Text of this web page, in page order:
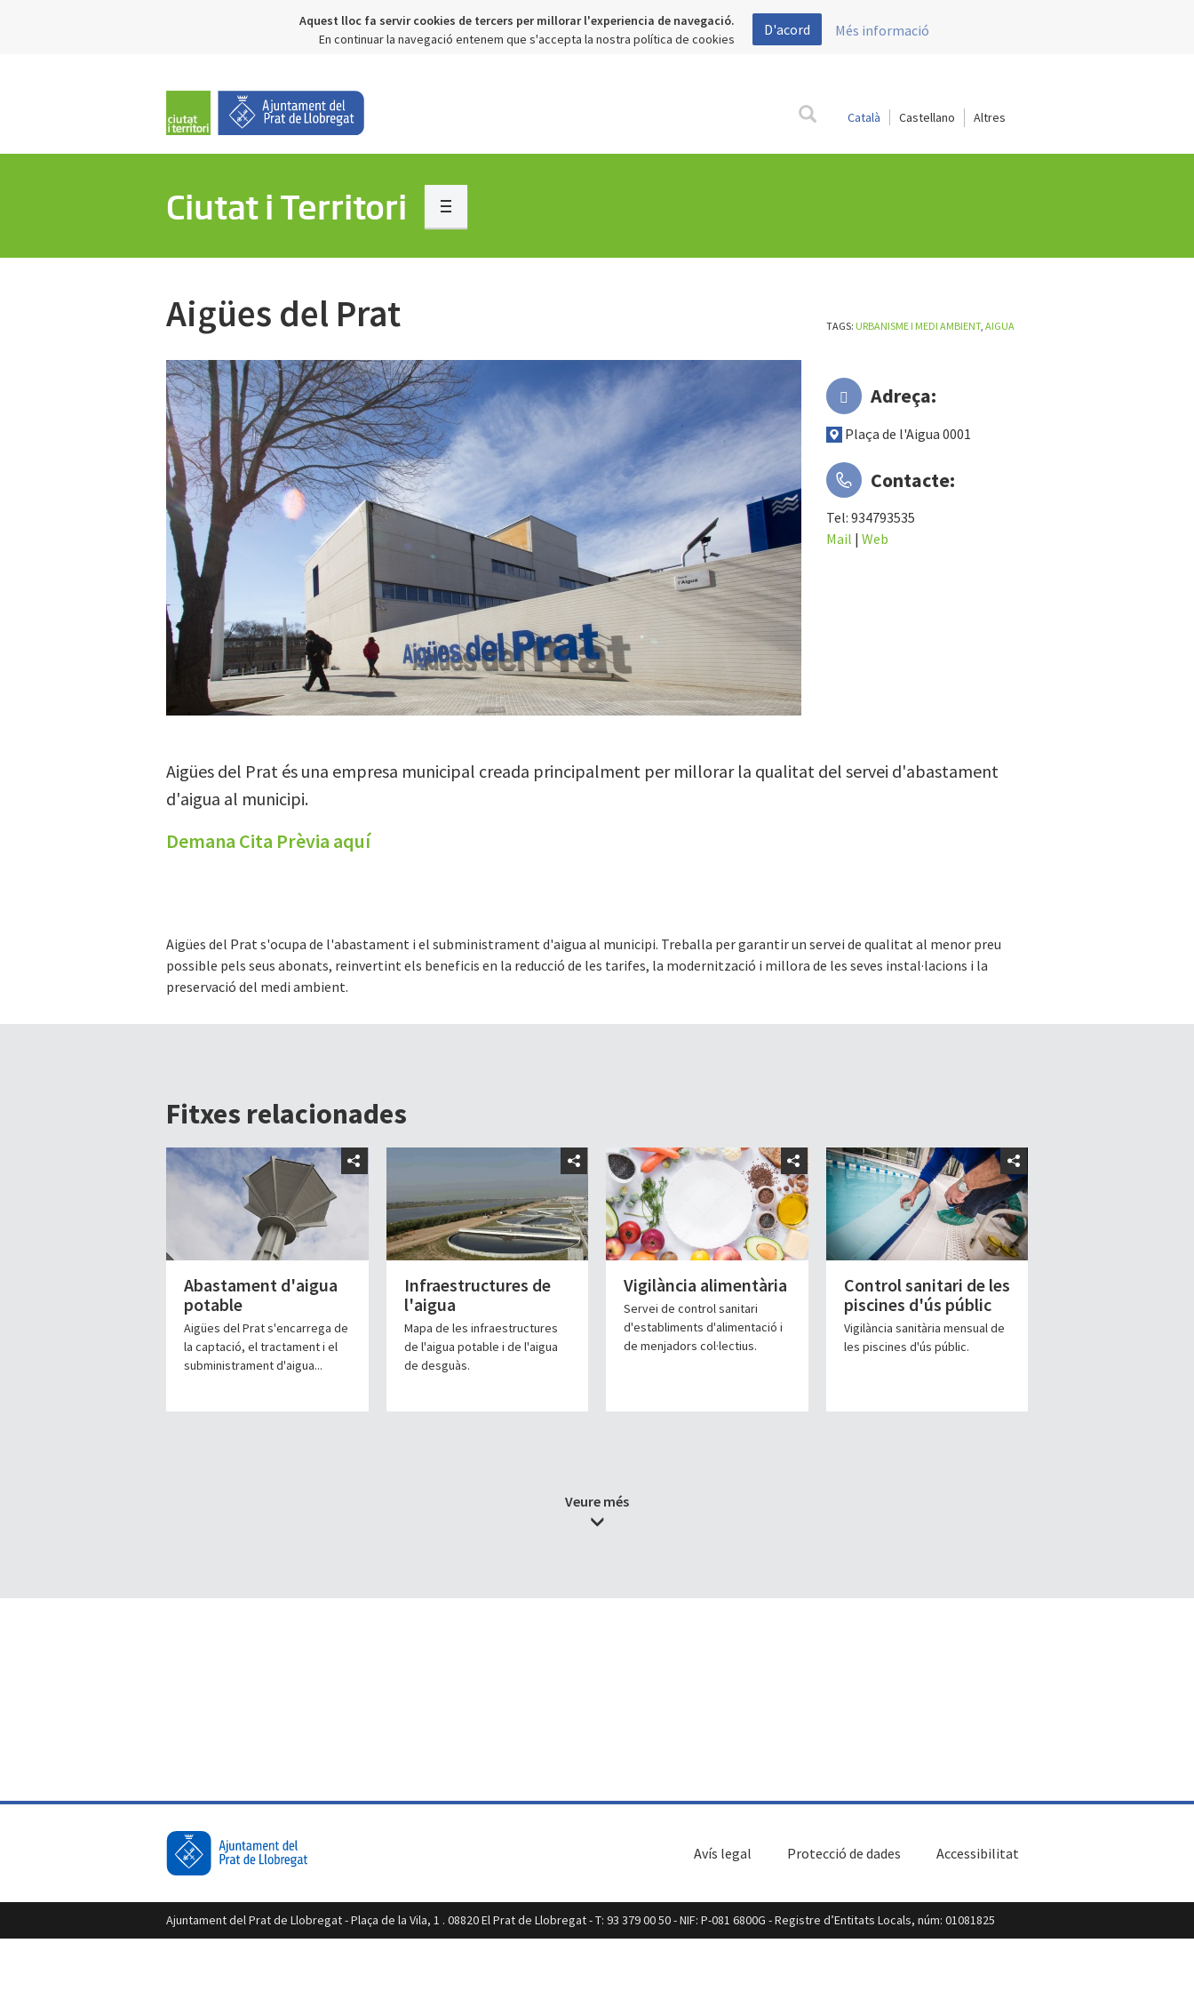
Aquest lloc fa servir cookies de tercers per millorar l'experiencia de navegació.
En continuar la navegació entenem que s'accepta la nostra política de cookies
D'acord Més informació
Català Castellano
Ciutat i Territori
Aigües del Prat TAGS: URBANISME I MEDI AMBIENT, AIGUA
Adreça:
Plaça de l'Aigua 0001
Contacte:
Tel: 934793535
Mail | Web
Aigües del Prat és una empresa municipal creada principalment per millorar la qualitat del servei d'abastament
d'aigua al municipi.
Demana Cita Prèvia aquí
Aigües del Prat s'ocupa de l'abastament i el subministrament d'aigua al municipi. Treballa per garantir un servei de qualitat al menor preu
possible pels seus abonats, reinvertint els beneficis en la reducció de les tarifes, la modernització i millora de les seves instal·lacions i la
preservació del medi ambient.
Fitxes relacionades
Abastament d'aigua
potable
Aigües del Prat s'encarrega de
la captació, el tractament i el
subministrament d'aigua...
Infraestructures de
l'aigua
Mapa de les infraestructures
de l'aigua potable i de l'aigua
de desguàs.
Vigilància alimentària
Servei de control sanitari
d'establiments d'alimentació i
de menjadors col·lectius.
Control sanitari de les
piscines d'ús públic
Vigilància sanitària mensual de
les piscines d'ús públic.
Veure més
Accessibilitat
Protecció de dades
Avís legal
Ajuntament del Prat de Llobregat - Plaça de la Vila, 1 . 08820 El Prat de Llobregat - T: 93 379 00 50 - NIF: P-081 6800G - Registre d’Entitats Locals, núm: 01081825